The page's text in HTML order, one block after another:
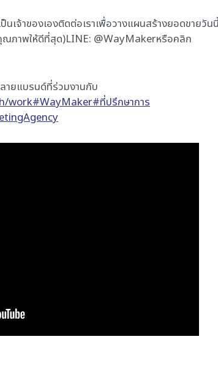
เจ้าของเองติดต่อเราเพื่อวางแผนสร้างยอดขายวั
ณภาพให้ดีที่สุด)LINE: @WayMakerหรือคลิก
ายแบรนด์ที่ร่วมงานกับ
work#WayMaker#ที่ปรึกษาการ